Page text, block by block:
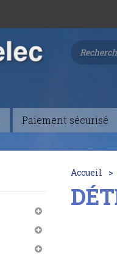
Paiement sécurisé
Accueil